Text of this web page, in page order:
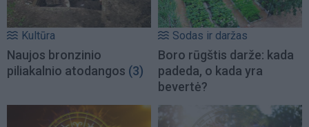
Kultūra
Naujos bronzinio
piliakalnio atodangos (3)
Sodas ir daržas
Boro rūgštis darže: kada
padeda, o kada yra
bevertė?